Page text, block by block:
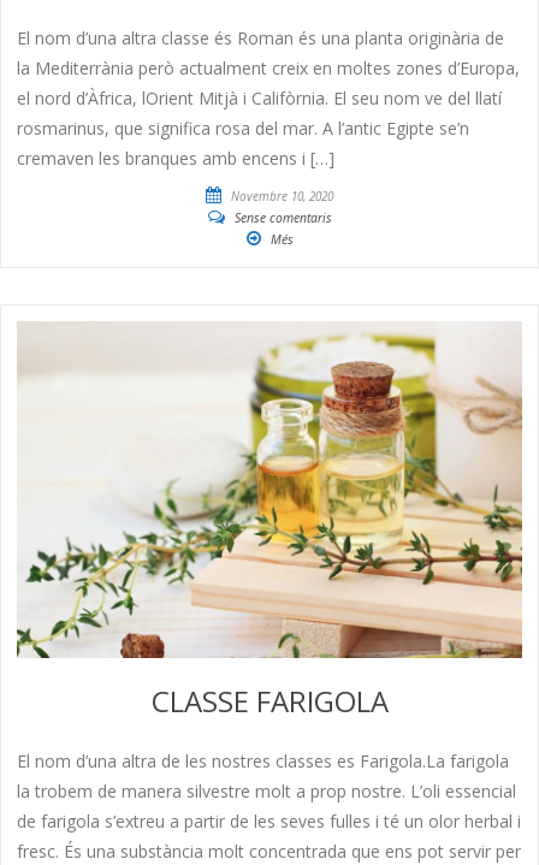
El nom d’una altra classe és Roman és una planta originària de
la Mediterrània però actualment creix en moltes zones d’Europa,
el nord d’Àfrica, lOrient Mitjà i Califòrnia. El seu nom ve del llatí
rosmarinus, que significa rosa del mar. A l’antic Egipte se’n
cremaven les branques amb encens i […]
Novembre 10, 2020
Sense comentaris
Més
CLASSE FARIGOLA
El nom d’una altra de les nostres classes es Farigola.La farigola
la trobem de manera silvestre molt a prop nostre. L’oli essencial
de farigola s’extreu a partir de les seves fulles i té un olor herbal i
fresc. És una substància molt concentrada que ens pot servir per